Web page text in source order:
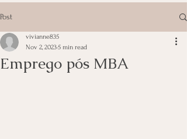
Post
Emprego pós MBA
vivianne835
Nov 2, 20235 min read